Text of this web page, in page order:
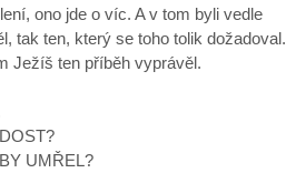
ono jde o víc. A v tom byli vedle
tak ten, který se toho tolik dožadoval.
Ježíš ten příběh vyprávěl.
UMŘEL?